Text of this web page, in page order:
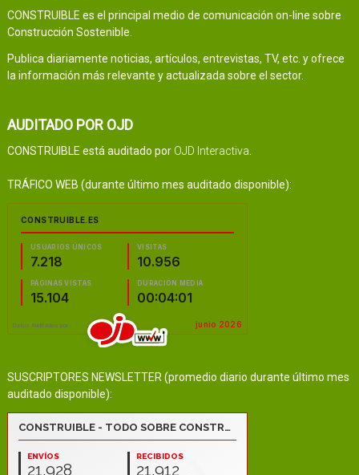
CONSTRUIBLE es el principal medio de comunicación on-line sobre
Construcción Sostenible.
Publica diariamente noticias, artículos, entrevistas, TV, etc. y ofrece
la información más relevante y actualizada sobre el sector.
AUDITADO POR OJD
CONSTRUIBLE está auditado por OJD Interactiva
TRÁFICO WEB (durante último mes auditado disponible):
SUSCRIPTORES NEWSLETTER (promedio diario durante último mes
auditado disponible):